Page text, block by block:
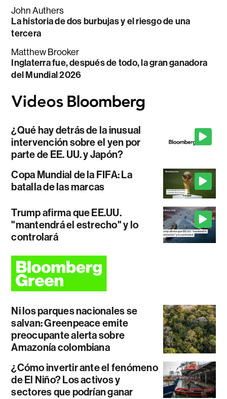
John Authers
La historia de dos burbujas y el riesgo de una
tercera
Matthew Brooker
Inglaterra fue, después de todo, la gran ganadora
del Mundial 2026
¿Qué hay detrás de la inusual
intervención sobre el yen por
parte de EE. UU. y Japón?
Copa Mundial de la FIFA: La
batalla de las marcas
Trump afirma que EE.UU.
"mantendrá el estrecho" y lo
controlará
Ni los parques nacionales se
salvan: Greenpeace emite
preocupante alerta sobre
Amazonía colombiana
¿Cómo invertir ante el fenómeno
de El Niño? Los activos y
sectores que podrían ganar